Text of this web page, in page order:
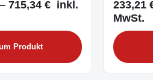
715,34 € inkl.
Produkt
233,21
MwSt.